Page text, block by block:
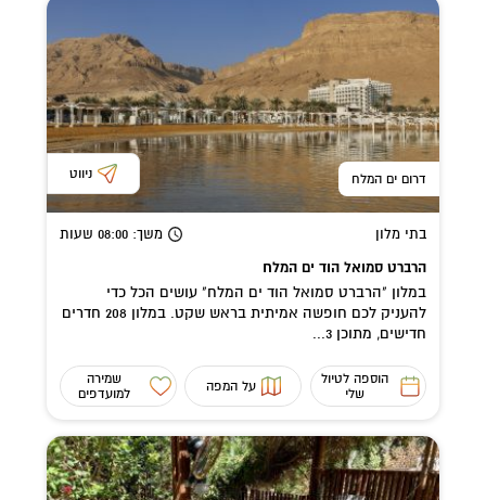
דרום ים המלח ניווט
בתי מלון משך: 08:00 שעות
הרברט סמואל הוד ים המלח
במלון "הרברט סמואל הוד ים המלח" עושים הכל כדי
להעניק לכם חופשה אמיתית בראש שקט. במלון 208 חדרים
חדישים, מתוכן 3...
הוספה לטיול
שלי
על המפה
שמירה
למועדפים